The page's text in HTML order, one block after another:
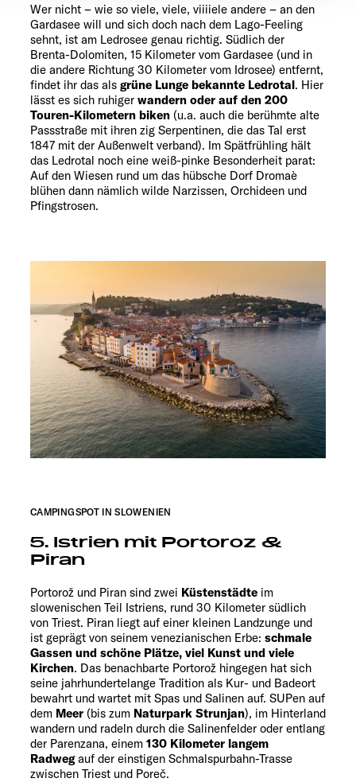
Ermöglichung der Seitennavigation erforderlich sind.
Wer nicht – wie so viele, viele, viiiiele andere – an den
Gardasee will und sich doch nach dem Lago-Feeling
sehnt, ist am Ledrosee genau richtig. Südlich der
Brenta-Dolomiten, 15 Kilometer vom Gardasee (und in
die andere Richtung 30 Kilometer vom Idrosee) entfernt,
findet ihr das als grüne Lunge bekannte Ledrotal. Hier
lässt es sich ruhiger wandern oder auf den 200
Touren-Kilometern biken (u.a. auch die berühmte alte
Passstraße mit ihren zig Serpentinen, die das Tal erst
1847 mit der Außenwelt verband). Im Spätfrühling hält
das Ledrotal noch eine weiß-pinke Besonderheit parat:
Auf den Wiesen rund um das hübsche Dorf Dromaè
blühen dann nämlich wilde Narzissen, Orchideen und
Pfingstrosen.
CAMPINGSPOT IN SLOWENIEN
5. Istrien mit Portoroz &
Piran
Portorož und Piran sind zwei Küstenstädte im
slowenischen Teil Istriens, rund 30 Kilometer südlich
von Triest. Piran liegt auf einer kleinen Landzunge und
ist geprägt von seinem venezianischen Erbe: schmale
Gassen und schöne Plätze, viel Kunst und viele
Kirchen. Das benachbarte Portorož hingegen hat sich
seine jahrhundertelange Tradition als Kur- und Badeort
bewahrt und wartet mit Spas und Salinen auf. SUPen auf
dem Meer (bis zum Naturpark Strunjan), im Hinterland
wandern und radeln durch die Salinenfelder oder entlang
der Parenzana, einem 130 Kilometer langem
Radwegauf der einstigen Schmalspurbahn-Trasse
zwischen Triest und Poreč.